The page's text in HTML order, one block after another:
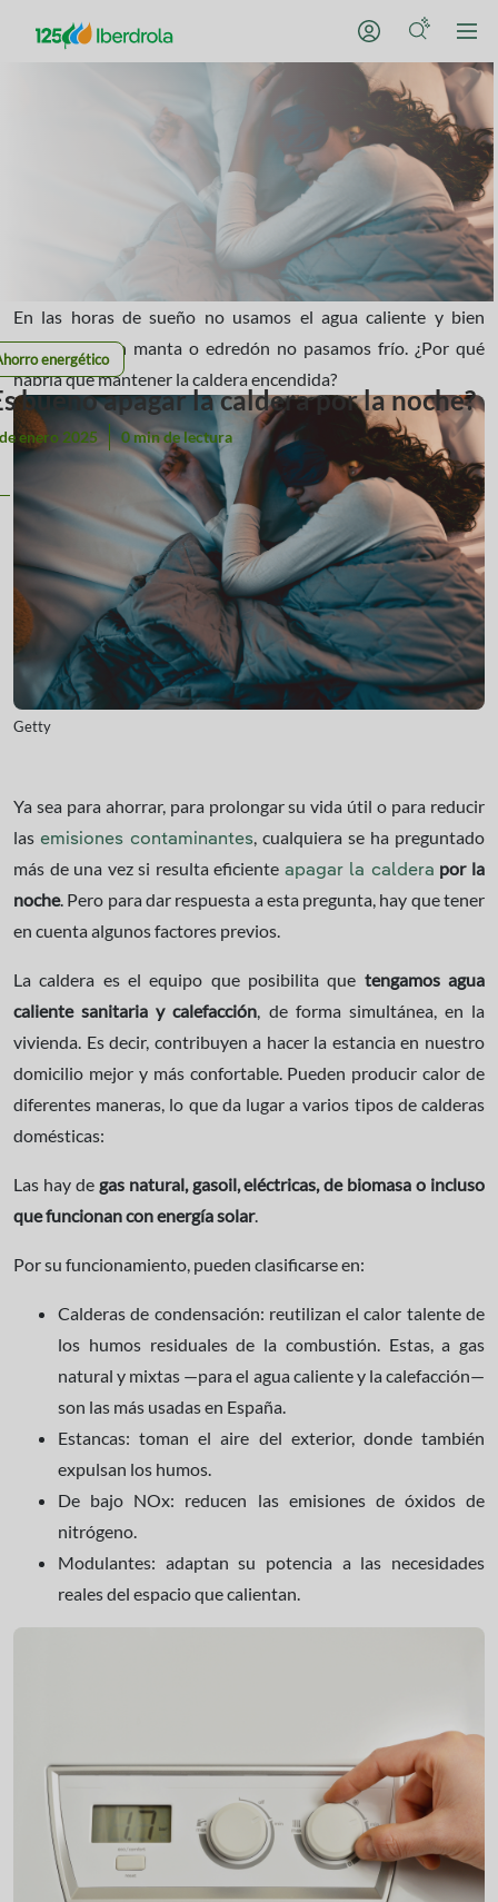
energético
bueno apagar la caldera por la noche?
enero 2025 0 min de lectura
En las horas de sueño no usamos el agua caliente y bien
arropados con manta o edredón no pasamos frío. ¿Por qué
habría que mantener la caldera encendida?
Getty
Ya sea para ahorrar, para prolongar su vida útil o para reducir
las emisiones contaminantes , cualquiera se ha preguntado
más de una vez si resulta eficiente apagar la caldera por la
noche. Pero para dar respuesta a esta pregunta, hay que tener
en cuenta algunos factores previos.
La caldera es el equipo que posibilita que tengamos agua
caliente sanitaria y calefacción , de forma simultánea, en la
vivienda. Es decir, contribuyen a hacer la estancia en nuestro
domicilio mejor y más confortable. Pueden producir calor de
diferentes maneras, lo que da lugar a varios tipos de calderas
domésticas:
Las hay de gas natural, gasoil, eléctricas, de biomasa o incluso
que funcionan con energía solar.
Por su funcionamiento, pueden clasificarse en:
Calderas de condensación: reutilizan el calor talente de
los humos residuales de la combustión. Estas, a gas
natural y mixtas —para el agua caliente y la calefacción—
son las más usadas en España.
Estancas: toman el aire del exterior, donde también
expulsan los humos.
De bajo NOx: reducen las emisiones de óxidos de
nitrógeno.
Modulantes: adaptan su potencia a las necesidades
reales del espacio que calientan.